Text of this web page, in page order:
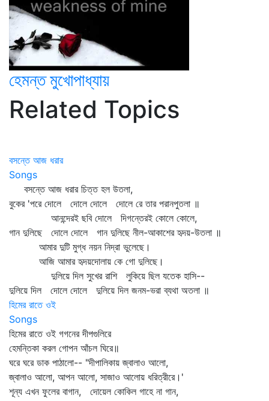
হেমন্ত মুখোপাধ্যায়
Related Topics
বসন্তে আজ ধরার
Songs
বসন্তে আজ ধরার চিত্ত হল উতলা,
বুকের 'পরে দোলে দোলে দোলে দোলে রে তার পরানপুতলা ॥
আনন্দেরই ছবি দোলে দিগন্তেরই কোলে কোলে,
গান দুলিছে দোলে দোলে গান দুলিছে নীল-আকাশের হৃদয়-উতলা ॥
আমার দুটি মুগ্ধ নয়ন নিদ্রা ভুলেছে।
আজি আমার হৃদয়দোলায় কে গো দুলিছে।
দুলিয়ে দিল সুখের রাশি লুকিয়ে ছিল যতেক হাসি--
দুলিয়ে দিল দোলে দোলে দুলিয়ে দিল জনম-ভরা ব্যথা অতলা ॥
হিমের রাতে ওই
Songs
হিমের রাতে ওই গগনের দীপগুলিরে
হেমন্তিকা করল গোপন আঁচল ঘিরে॥
ঘরে ঘরে ডাক পাঠালো-- "দীপালিকায় জ্বালাও আলো,
জ্বালাও আলো, আপন আলো, সাজাও আলোয় ধরিত্রীরে।'
শূন্য এখন ফুলের বাগান, দোয়েল কোকিল গাহে না গান,